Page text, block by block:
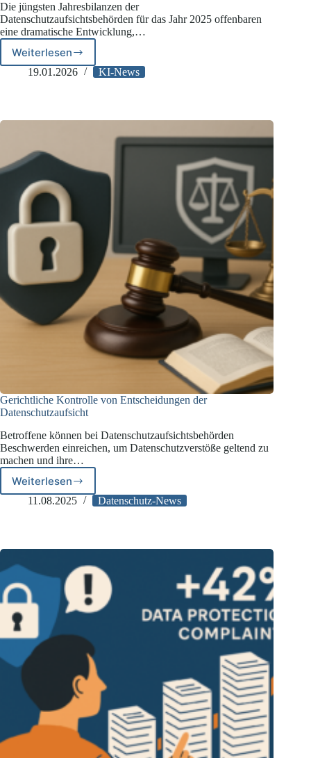
Die jüngsten Jahresbilanzen der
Datenschutzaufsichtsbehörden für das Jahr 2025 offenbaren
eine dramatische Entwicklung,…
Weiterlesen
KI-
Chatbots
Rekordniveau
19.01.2026 KI-News
Gerichtliche Kontrolle von Entscheidungen der
Datenschutzaufsicht
Betroffene können bei Datenschutzaufsichtsbehörden
Beschwerden einreichen, um Datenschutzverstöße geltend zu
machen und ihre…
WeiterlesenGerichtliche
Kontrolle
Datenschutzaufsicht
11.08.2025 Datenschutz-News